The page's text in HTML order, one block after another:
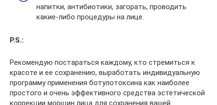
напитки, антибиотики, загорать, проводить
какие-либо процедуры на лице.
P.S.:
Рекомендую постараться каждому, кто стремиться к
красоте и ее сохранению, выработать индивидуальную
программу применения ботулотоксина как наиболее
простого и очень эффективного средства эстетической
коррекции морщин лица для сохранения вашей